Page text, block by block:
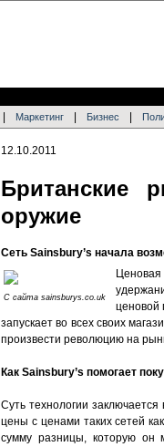
Маркетинг Бизнес
12.10.2011
Британские
оружие
Сеть Sainsbury’s начала
C сайта sainsburys.co.uk
ценовой
запускает во всех своих
произвести революцию на
Как Sainsbury’s помогает
Суть технологии
цены с ценами таких сетей
сумму разницы, которую он